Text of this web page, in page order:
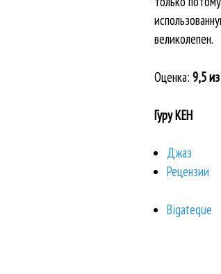
великолепен.
Оценка: 9,5
Гуру КЕН
Джаз
Рецензии
Bigateque